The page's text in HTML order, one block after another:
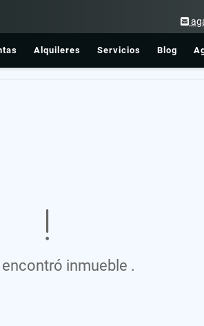
Alquileres Servicios Blog
inmueble .